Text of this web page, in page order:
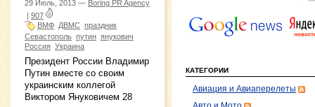
29 Июль, 2013 — Boring PR Agency
| 907
ВМФ ДВМС праздник
Севастополь путин янукович
Россия Украина
Президент России Владимир
Путин вместе со своим
украинским коллегой
Виктором Януковичем 28
КАТЕГОРИИ
Авиация и Авиаперелеты